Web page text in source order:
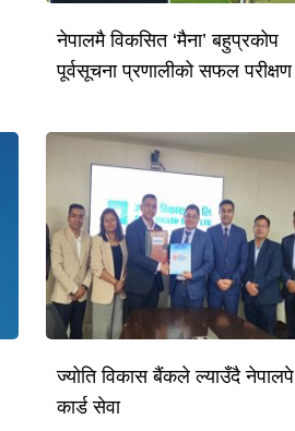
नेपालमै विकसित ‘मैना’ बहुप्रकोप
पूर्वसूचना प्रणालीको सफल परीक्षण
ज्योति विकास बैंकले ल्याउँदै नेपालपे
कार्ड सेवा